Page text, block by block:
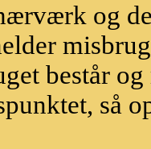
og
består
så